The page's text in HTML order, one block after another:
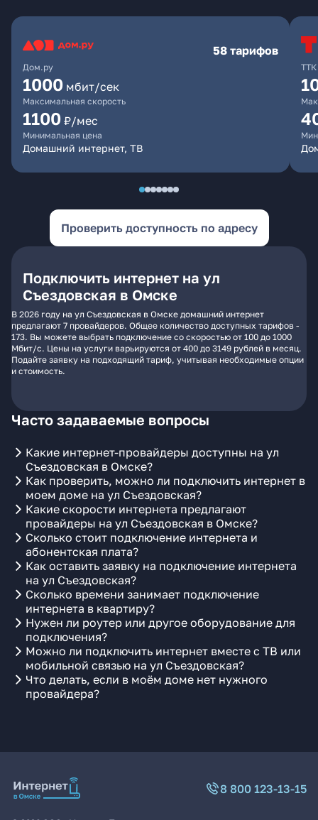
Дом.ру
58 тарифов
1000 мбит/сек
Максимальная скорость
1100 ₽/мес
Минимальная цена
Домашний интернет, ТВ
ТТК
Проверить доступность по адресу
Подключить интернет на ул
Съездовская в Омске
В 2026 году на ул Съездовская в Омске домашний интернет
предлагают 7 провайдеров. Общее количество доступных тарифов -
173. Вы можете выбрать подключение со скоростью от 100 до 1000
Мбит/с. Цены на услуги варьируются от 400 до 3149 рублей в месяц.
Подайте заявку на подходящий тариф, учитывая необходимые опции
и стоимость.
Часто задаваемые вопросы
Какие интернет-провайдеры доступны на ул
Съездовская в Омске?
Как проверить, можно ли подключить интернет в
моем доме на ул Съездовская?
Какие скорости интернета предлагают
провайдеры на ул Съездовская в Омске?
Сколько стоит подключение интернета и
абонентская плата?
Как оставить заявку на подключение интернета
на ул Съездовская?
Сколько времени занимает подключение
интернета в квартиру?
Нужен ли роутер или другое оборудование для
подключения?
Можно ли подключить интернет вместе с ТВ или
мобильной связью на ул Съездовская?
Что делать, если в моём доме нет нужного
провайдера?
8 800 123-13-15